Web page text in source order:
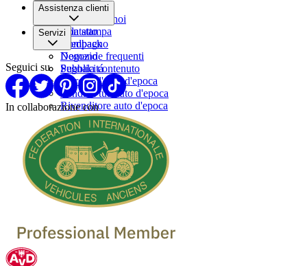
Chi siamo
Lavora con noi
Sala stampa
Compagno
Assistenza clienti
Contatto
Feedback
Domande frequenti
Segnala contenuto
Servizi
Negozio
Pubblicitá
Marche d'auto d'epoca
Vendi la tua auto d'epoca
Rivenditore auto d'epoca
Seguici su
In collaborazione con